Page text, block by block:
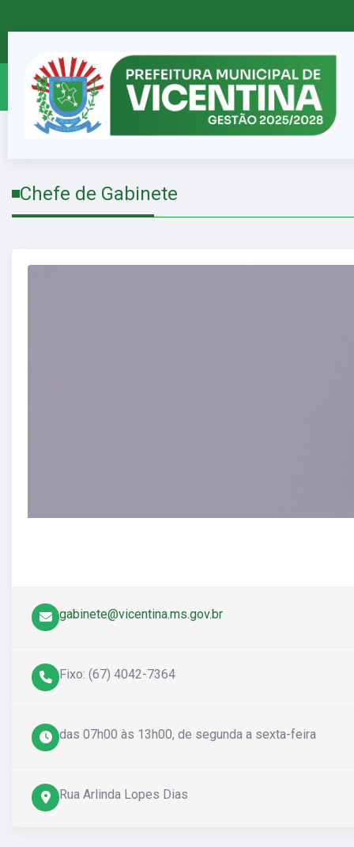
Chefe de Gabinete
gabinete@vicentina.ms.gov.br
Fixo: (67) 4042-7364
das 07h00 às 13h00, de segunda a sexta-feira
Rua Arlinda Lopes Dias